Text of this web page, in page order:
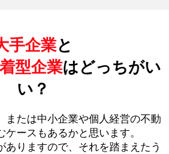
手企業と
型企業はどっちがい
い？
または中小企業や個人経営の不動
ースもあるかと思います。
ありますので、それを踏まえたう